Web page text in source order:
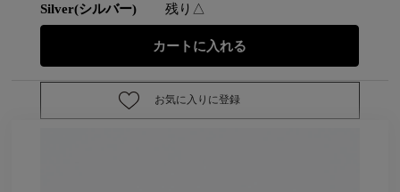
Silver(シルバー) 残り△
お気に入りに登録